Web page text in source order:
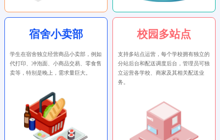
宿舍小卖部
学生在宿舍独立经营商品小卖部，例如
代打印、冲泡面、小商品交易、零食售
卖等，特别是晚上，需求量巨大。
校园多站点
支持多站点运营，每个学校拥有独立的
分站后台和配送调度后台，管理员可独
立运营各学校、商家及其相关配送业
务。